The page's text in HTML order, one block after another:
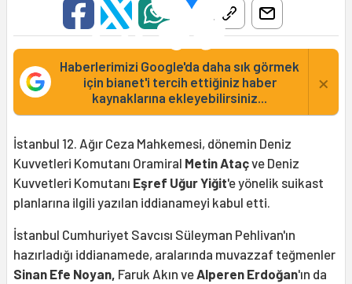
Haberlerimizi Google'da daha sık görmek
için bianet'i tercih ettiğiniz haber
kaynaklarına ekleyebilirsiniz...
×
İstanbul 12. Ağır Ceza Mahkemesi, dönemin Deniz
Kuvvetleri Komutanı Oramiral Metin Ataçve Deniz
Kuvvetleri Komutanı Eşref Uğur Yiğit'e yönelik suikast
planlarına ilgili yazılan iddianameyi kabul etti.
İstanbul Cumhuriyet Savcısı Süleyman Pehlivan'ın
hazırladığı iddianamede, aralarında muvazzaf teğmenler
Sinan Efe Noyan, Faruk Akın ve Alperen Erdoğan'ın da